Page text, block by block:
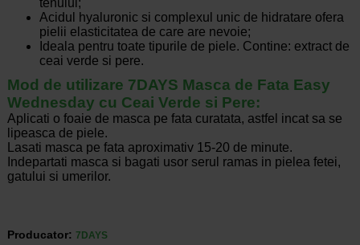
tenului;
Acidul hyaluronic si complexul unic de hidratare ofera
pielii elasticitatea de care are nevoie;
Ideala pentru toate tipurile de piele. Contine: extract de
ceai verde si pere.
Mod de utilizare 7DAYS Masca de Fata Easy
Wednesday cu Ceai Verde si Pere:
Aplicati o foaie de masca pe fata curatata, astfel incat sa se
lipeasca de piele.
Lasati masca pe fata aproximativ 15-20 de minute.
Indepartati masca si bagati usor serul ramas in pielea fetei,
gatului si umerilor.
Producator: 7DAYS